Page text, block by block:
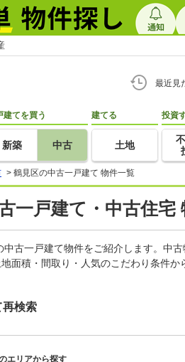
最近見
建てを買う
新築 中古
建てる
土地
投資
> 鶴見区の中古一戸建て 物件一覧
一戸建て・中古住宅
古一戸建て物件をご紹介します。中
面積・間取り・人気のこだわり条件
再検索
エリアから探す